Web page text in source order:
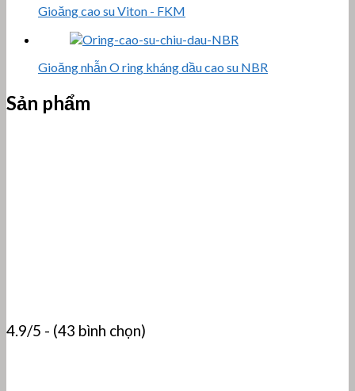
Gioăng cao su Viton - FKM
Gioăng nhẫn O ring kháng dầu cao su NBR
Sản phẩm
4.9/5 - (43 bình chọn)